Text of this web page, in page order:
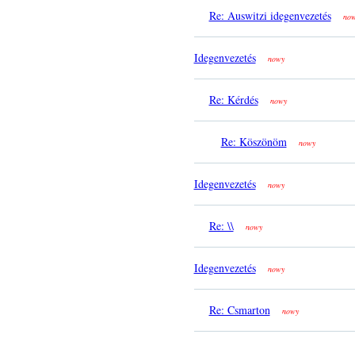
Re: Auswitzi idegenvezetés
Idegenvezetés nowy
Re: Kérdés nowy
Re: Köszönöm nowy
Idegenvezetés nowy
Re: \\ nowy
Idegenvezetés nowy
Re: Csmarton nowy